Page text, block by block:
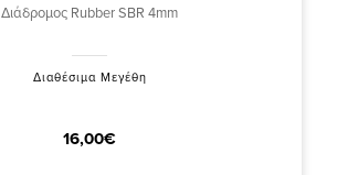
Διάδρομος Rubber SBR 4mm
Διαθέσιμα Μεγέθη
16,00€